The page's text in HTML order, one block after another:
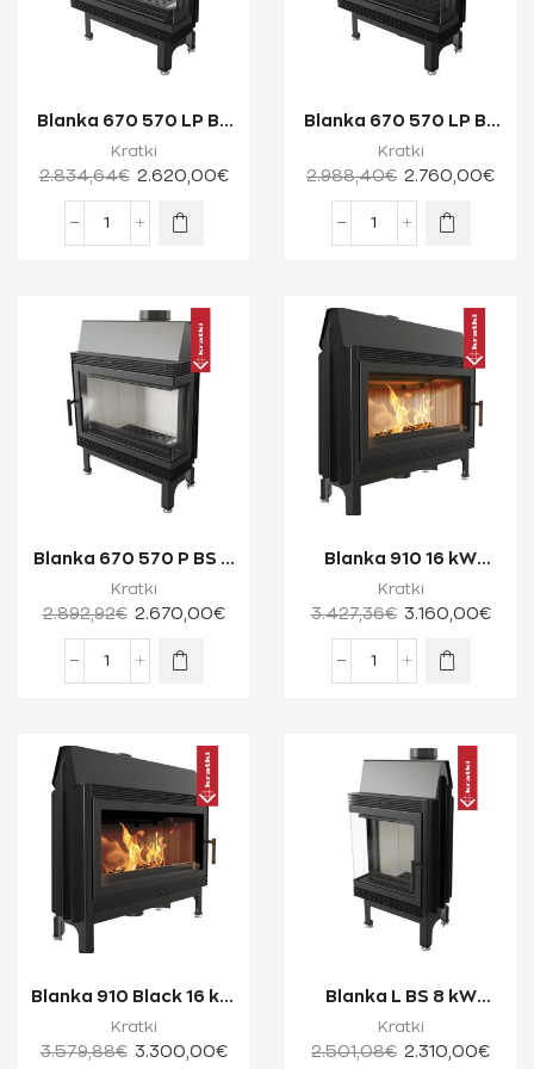
Blanka 670 570 LP BS
11 kW Ενεργειακό Τζάκι
Ξύλου ...
Kratki
2.834,64€ 2.620,00€
Blanka 670 570 LP BS
Black 11 kW Ενεργειακό
Τζάκι ...
Kratki
2.988,40€ 2.760,00€
Blanka 670 570 P BS 11
kW Ενεργειακό Τζάκι
Ξύλου Δ...
Kratki
2.892,92€ 2.670,00€
Blanka 910 16 kW
Ενεργειακό Τζάκι
Ξύλου Μίας Όψης ...
Kratki
3.427,36€ 3.160,00€
Blanka 910 Black 16 kW
Ενεργειακό Τζάκι
Ξύλου Μίας...
Kratki
3.579,88€ 3.300,00€
Blanka L BS 8 kW
Ενεργειακό Τζάκι
Ξύλου Δύο Όψεων ...
Kratki
2.501,08€ 2.310,00€